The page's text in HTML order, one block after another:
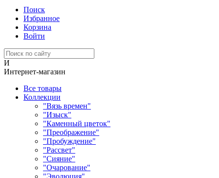
Поиск
Избранное
Корзина
Войти
И
Интернет-магазин
Все товары
Коллекции
"Вязь времен"
"Изыск"
"Каменный цветок"
"Преображение"
"Пробуждение"
"Рассвет"
"Сияние"
"Очарование"
"Эволюция"